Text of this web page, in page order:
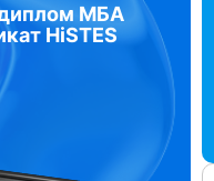
МБА
HiSTES